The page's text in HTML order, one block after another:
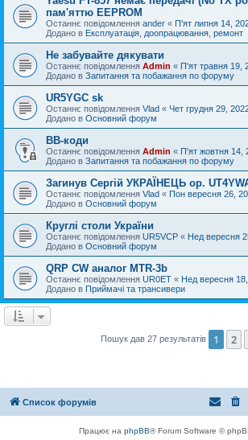
пам'яттю EEPROM
Останнє повідомлення ander « П'ят липня 14,
Додано в Експлуатація, доопрацювання, ремонт
Не забувайте дякувати
Останнє повідомлення Admin « П'ят травня 19,
Додано в Запитання та побажання по форуму
UR5YGC sk
Останнє повідомлення Vlad « Чет грудня 29,
Додано в Основний форум
BB-коди
Останнє повідомлення Admin « П'ят жовтня 14,
Додано в Запитання та побажання по форуму
Загинув Сергій УКРАЇНЕЦЬ op.
Останнє повідомлення Vlad « Пон вересня 26,
Додано в Основний форум
Круглі столи України
Останнє повідомлення UR5VCP « Нед вересня
Додано в Основний форум
QRP CW аналог MTR-3b
Останнє повідомлення UR0ET « Нед вересня
Додано в Приймачі та трансивери
Пошук дав 27 результатів 1 2
Список форумів
Працює на phpBB® Forum Software ©